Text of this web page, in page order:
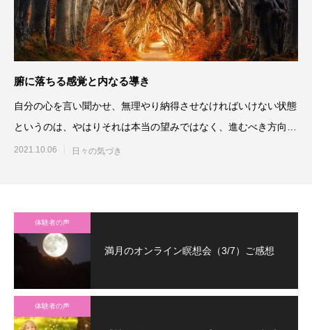
腑に落ちる感覚と内なる導き
自分の心を言い聞かせ、無理やり納得させなければいけない状態
というのは、やはりそれは本当の望みではなく、進むべき方向で
はないのだろうと思います
2021.10.06 日々の気づき
体験者の声
満月のオンライン瞑想会（3/7）ご感想
体験者の声